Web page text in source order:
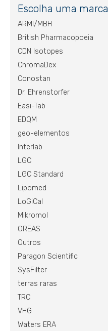
Escolha uma marca
ARMI/MBH
British Pharmacopoeia
CDN Isotopes
ChromaDex
Conostan
Dr. Ehrenstorfer
Easi-Tab
EDQM
geo-elementos
Interlab
LGC
LGC Standard
Lipomed
LoGiCal
Mikromol
OREAS
Outros
Paragon Scientific
SysFilter
terras raras
TRC
VHG
Waters ERA